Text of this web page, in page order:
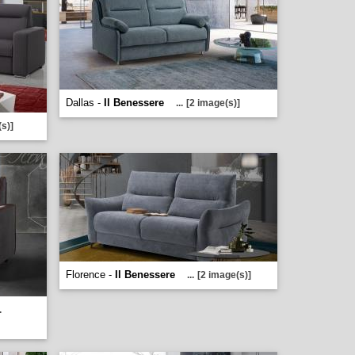
Dallas - Il Benessere ... [2 image(s)]
Florence - Il Benessere ... [2 image(s)]